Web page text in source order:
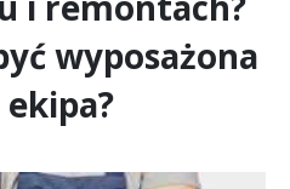
wyposażona